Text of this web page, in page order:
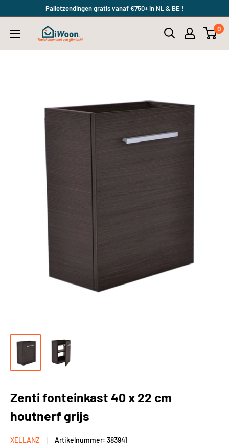
content
Palletzendingen gratis vanaf €750+ in NL & BE !
iWoon.nl 0
Zenti fonteinkast 40 x 22 cm
houtnerf grijs
XELLANZ Artikelnummer: 383941